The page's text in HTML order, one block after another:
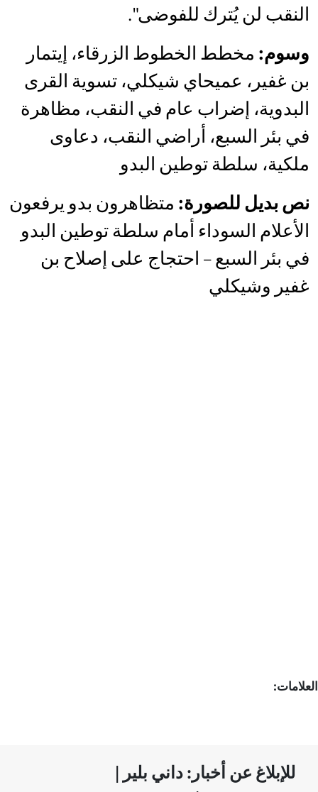
النقب لن يُترك للفوضى".
وسوم: مخطط الخطوط الزرقاء، إيتمار
بن غفير، عميحاي شيكلي، تسوية القرى
البدوية، إضراب عام في النقب، مظاهرة
في بئر السبع، أراضي النقب، دعاوى
ملكية، سلطة توطين البدو
نص بديل للصورة: متظاهرون بدو يرفعون
الأعلام السوداء أمام سلطة توطين البدو
في بئر السبع – احتجاج على إصلاح بن
غفير وشيكلي
العلامات:
للإبلاغ عن أخبار: داني بلير |